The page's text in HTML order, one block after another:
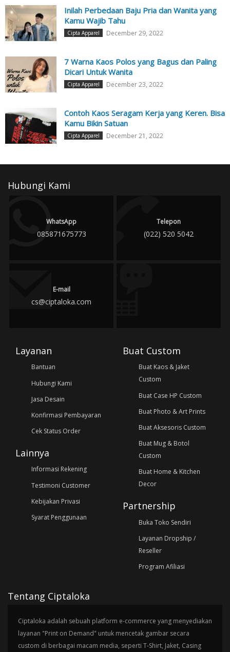
Inilah Perbedaan Baju Pria dan Wanita yang
Kamu Wajib Tahu
Cipta Apparel December 29, 2022
7 Warna Kaos Polos yang Bagus dan Paling
Dicari Untuk Wanita
Cipta Apparel December 23, 2022
Contoh Kaos Seragam Kerja yang Keren. Bisa
Kamu Bikin Satuan
Cipta Apparel December 21, 2022
Hubungi Kami
WhatsApp
085871675773
Telepon
(022) 520 5042
E-mail
cs@ciptaloka.com
Layanan
Bantuan
Hubungi Kami
Jasa Desain
Konfirmasi Pembayaran
Cek Status Order
Lainnya
Informasi Rekening
Testimoni Customer
Kebijakan Privasi
Syarat Penggunaan
Buat Custom
Buat Kaos & Jaket
Custom
Buat Case HP Custom
Buat Photo & Art Prints
Buat Aksesoris Custom
Buat Mug & Botol
Custom
Buat Home & Kitchen
Decor
Partnership
Buka Toko Sendiri
Layanan Dropship /
Reseller
Program Afiliasi
Tentang Ciptaloka
Ciptaloka adalah sebuah platform e-commerce yang menyediakan
layanan "Print on Demand" untuk mencetak gambar secara
custom di berbagai macam media, seperti T-Shirt, Jaket, Casing